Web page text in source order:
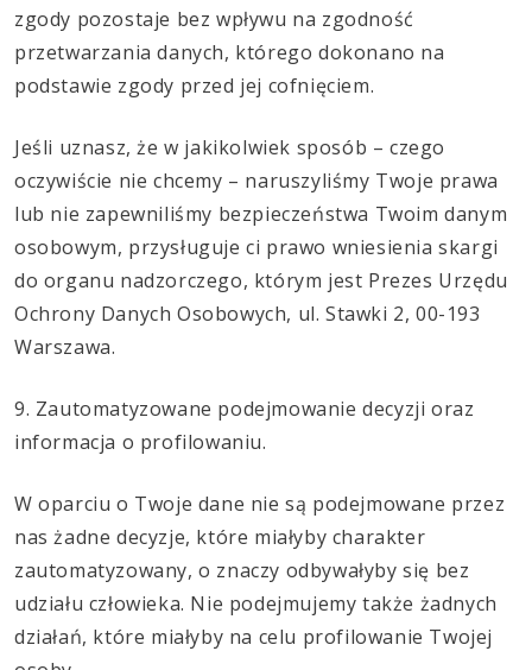
zgody pozostaje bez wpływu na zgodność
przetwarzania danych, którego dokonano na
podstawie zgody przed jej cofnięciem.
Jeśli uznasz, że w jakikolwiek sposób – czego
oczywiście nie chcemy – naruszyliśmy Twoje prawa
lub nie zapewniliśmy bezpieczeństwa Twoim danym
osobowym, przysługuje ci prawo wniesienia skargi
do organu nadzorczego, którym jest Prezes Urzędu
Ochrony Danych Osobowych, ul. Stawki 2, 00-193
Warszawa.
9. Zautomatyzowane podejmowanie decyzji oraz
informacja o profilowaniu.
W oparciu o Twoje dane nie są podejmowane przez
nas żadne decyzje, które miałyby charakter
zautomatyzowany, o znaczy odbywałyby się bez
udziału człowieka. Nie podejmujemy także żadnych
działań, które miałyby na celu profilowanie Twojej